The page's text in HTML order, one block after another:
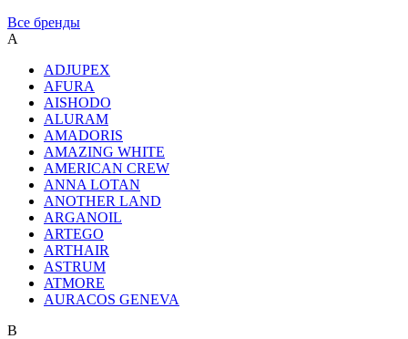
Все бренды
A
ADJUPEX
AFURA
AISHODO
ALURAM
AMADORIS
AMAZING WHITE
AMERICAN CREW
ANNA LOTAN
ANOTHER LAND
ARGANOIL
ARTEGO
ARTHAIR
ASTRUM
ATMORE
AURACOS GENEVA
B